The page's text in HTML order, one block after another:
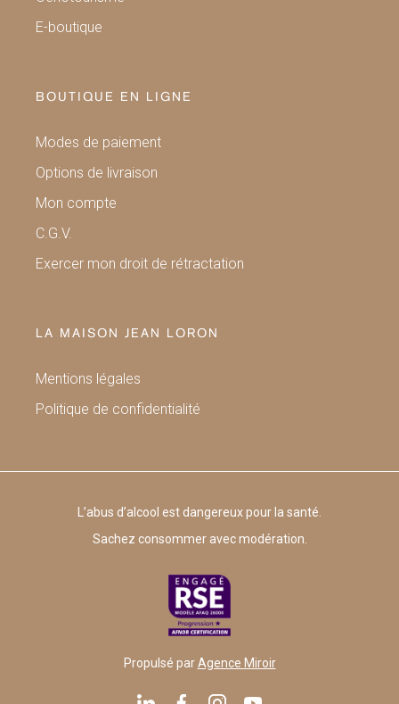
E-boutique
BOUTIQUE EN LIGNE
Modes de paiement
Options de livraison
Mon compte
C.G.V.
Exercer mon droit de rétractation
LA MAISON JEAN LORON
Mentions légales
Politique de confidentialité
L’abus d’alcool est dangereux pour la santé.
Sachez consommer avec modération.
Propulsé parAgence Miroir